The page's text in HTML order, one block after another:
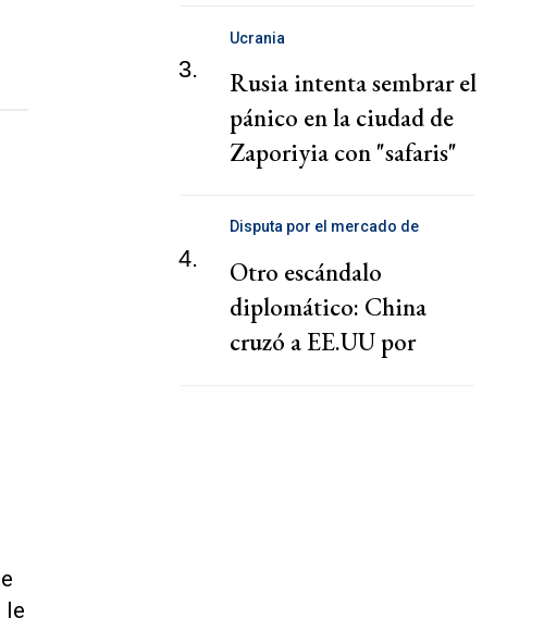
le
3.
Ucrania
Rusia intenta sembrar el
pánico en la ciudad de
Zaporiyia con "safaris"
4.
Disputa por el mercado de
Otro escándalo
diplomático: China
cruzó a EE.UU por